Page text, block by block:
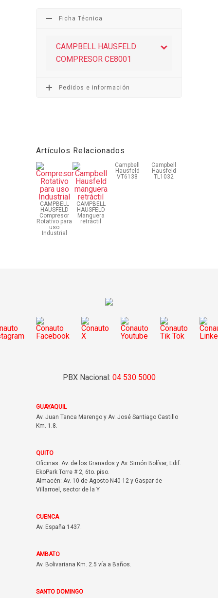
Ficha Técnica
CAMPBELL HAUSFELD
COMPRESOR CE8001
Pedidos e información
Artículos Relacionados
CAMPBELL
HAUSFELD
Compresor
Rotativo para
uso
Industrial
CAMPBELL
HAUSFELD
Manguera
retráctil
Campbell
Hausfeld
VT6138
Campbell
Hausfeld
TL1032
PBX Nacional: 04 530 5000
GUAYAQUIL
Av. Juan Tanca Marengo y Av. José Santiago Castillo
Km. 1.8.
QUITO
Oficinas: Av. de los Granados y Av. Simón Bolívar, Edif.
EkoPark Torre # 2, 6to. piso.
Almacén: Av. 10 de Agosto N40-12 y Gaspar de
Villarroel, sector de la Y.
CUENCA
Av. España 1437.
AMBATO
Av. Bolivariana Km. 2.5 vía a Baños.
SANTO DOMINGO